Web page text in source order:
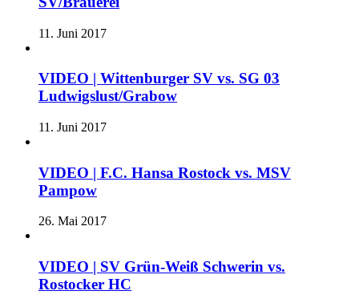
11. Juni 2017
VIDEO | Wittenburger SV vs. SG 03
Ludwigslust/Grabow
11. Juni 2017
VIDEO | F.C. Hansa Rostock vs. MSV
Pampow
26. Mai 2017
VIDEO | SV Grün-Weiß Schwerin vs.
Rostocker HC